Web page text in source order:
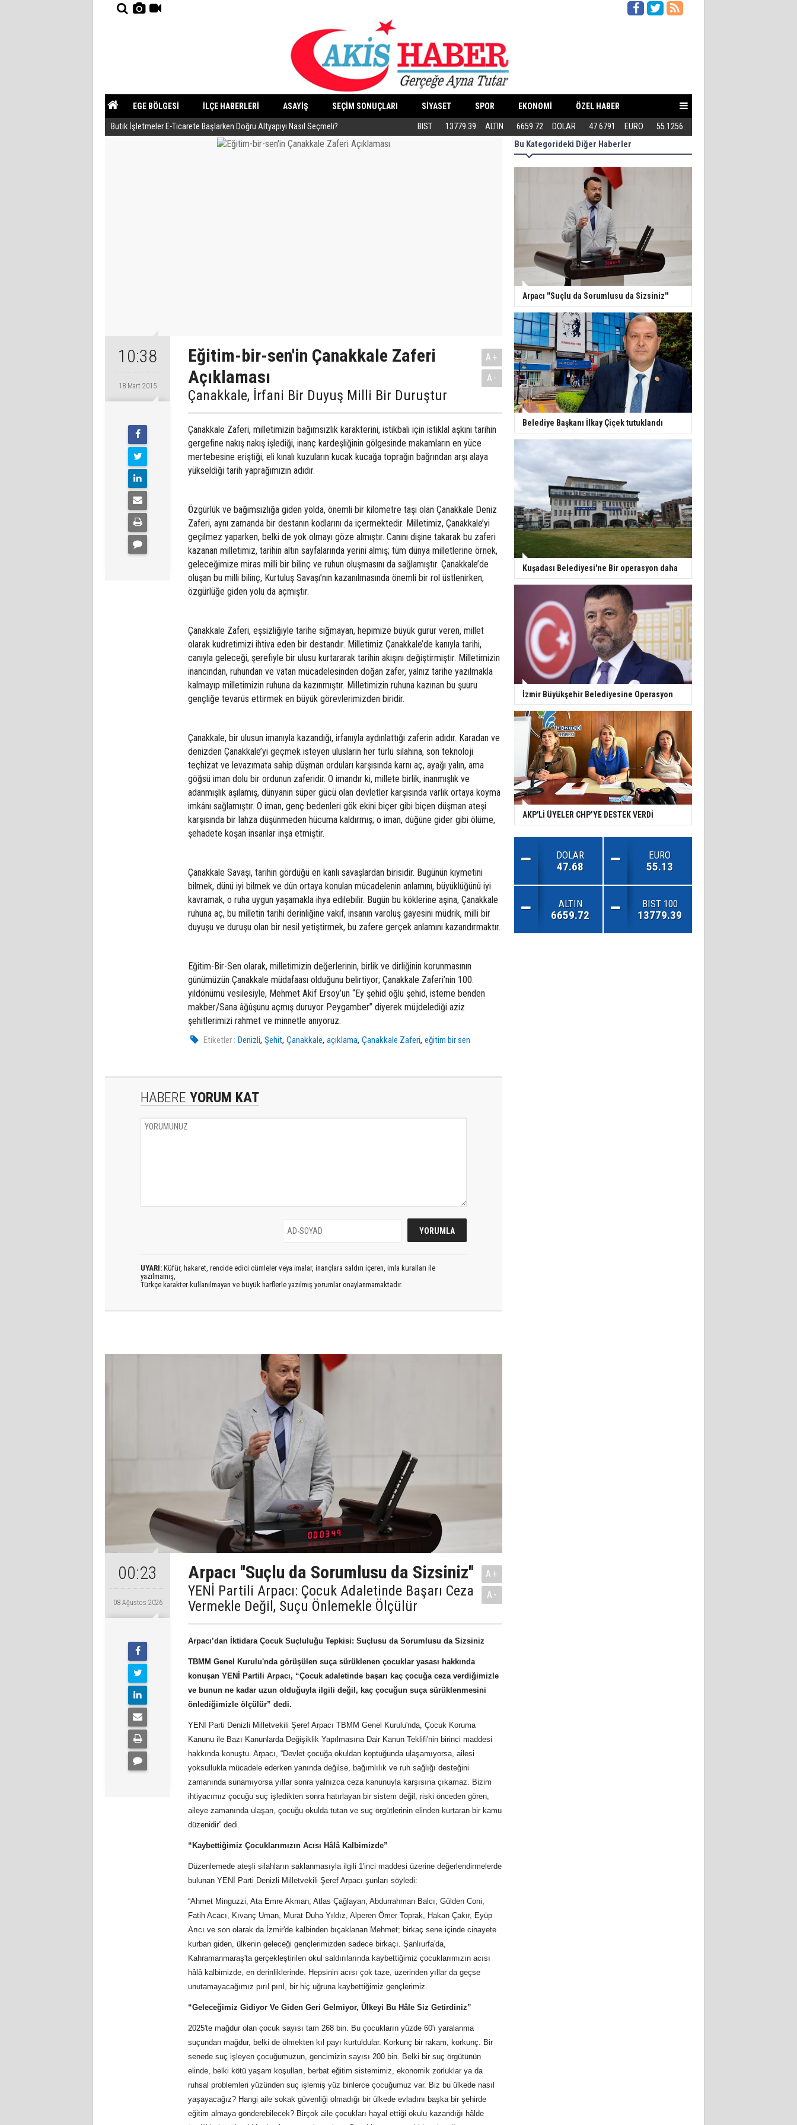
EGE BÖLGESİ İLÇE HABERLERİ ASAYİŞ SEÇİM SONUÇLARI SİYASET SPOR EKONOMİ ÖZEL HABER
YAZARLAR GÜNDEM
Butik İşletmeler E-Ticarete Başlarken Doğru Altyapıyı Nasıl Seçmeli? Eski Dolgular Ultrasonla Tespit Edilip Eritilebilir mi?
BIST 13779.39 ALTIN 6659.72 DOLAR 47.6791 EURO 55.1256
10:38
18 Mart 2015
Eğitim-bir-sen'in Çanakkale Zaferi
Açıklaması
Çanakkale, İrfani Bir Duyuş Milli Bir Duruştur
A+
A-
Çanakkale Zaferi, milletimizin bağımsızlık karakterini, istikbali için istiklal aşkını tarihin
gergefine nakış nakış işlediği, inanç kardeşliğinin gölgesinde makamların en yüce
mertebesine eriştiği, eli kınalı kuzuların kucak kucağa toprağın bağrından arşı alaya
yükseldiği tarih yaprağımızın adıdır.
Özgürlük ve bağımsızlığa giden yolda, önemli bir kilometre taşı olan Çanakkale Deniz
Zaferi, aynı zamanda bir destanın kodlarını da içermektedir. Milletimiz, Çanakkale’yi
geçilmez yaparken, belki de yok olmayı göze almıştır. Canını dişine takarak bu zaferi
kazanan milletimiz, tarihin altın sayfalarında yerini almış; tüm dünya milletlerine örnek,
geleceğimize miras milli bir bilinç ve ruhun oluşmasını da sağlamıştır. Çanakkale’de
oluşan bu milli bilinç, Kurtuluş Savaşı’nın kazanılmasında önemli bir rol üstlenirken,
özgürlüğe giden yolu da açmıştır.
Çanakkale Zaferi, eşsizliğiyle tarihe sığmayan, hepimize büyük gurur veren, millet
olarak kudretimizi ihtiva eden bir destandır. Milletimiz Çanakkale’de kanıyla tarihi,
canıyla geleceği, şerefiyle bir ulusu kurtararak tarihin akışını değiştirmiştir. Milletimizin
inancından, ruhundan ve vatan mücadelesinden doğan zafer, yalnız tarihe yazılmakla
kalmayıp milletimizin ruhuna da kazınmıştır. Milletimizin ruhuna kazınan bu şuuru
gençliğe tevarüs ettirmek en büyük görevlerimizden biridir.
Çanakkale, bir ulusun imanıyla kazandığı, irfanıyla aydınlattığı zaferin adıdır. Karadan ve
denizden Çanakkale’yi geçmek isteyen ulusların her türlü silahına, son teknoloji
teçhizat ve levazımata sahip düşman orduları karşısında karnı aç, ayağı yalın, ama
göğsü iman dolu bir ordunun zaferidir. O imandır ki, millete birlik, inanmışlık ve
adanmışlık aşılamış, dünyanın süper gücü olan devletler karşısında varlık ortaya koyma
imkânı sağlamıştır. O iman, genç bedenleri gök ekini biçer gibi biçen düşman ateşi
karşısında bir lahza düşünmeden hücuma kaldırmış; o iman, düğüne gider gibi ölüme,
şehadete koşan insanlar inşa etmiştir.
Çanakkale Savaşı, tarihin gördüğü en kanlı savaşlardan birisidir. Bugünün kıymetini
bilmek, dünü iyi bilmek ve dün ortaya konulan mücadelenin anlamını, büyüklüğünü iyi
kavramak, o ruha uygun yaşamakla ihya edilebilir. Bugün bu köklerine aşina, Çanakkale
ruhuna aç, bu milletin tarihi derinliğine vakıf, insanın varoluş gayesini müdrik, milli bir
duyuşu ve duruşu olan bir nesil yetiştirmek, bu zafere gerçek anlamını kazandırmaktır.
Eğitim-Bir-Sen olarak, milletimizin değerlerinin, birlik ve dirliğinin korunmasının
günümüzün Çanakkale müdafaası olduğunu belirtiyor; Çanakkale Zaferi’nin 100.
yıldönümü vesilesiyle, Mehmet Akif Ersoy’un “Ey şehid oğlu şehid, isteme benden
makber/Sana âğûşunu açmış duruyor Peygamber” diyerek müjdelediği aziz
şehitlerimizi rahmet ve minnetle anıyoruz.
Etiketler : Denizli,Şehit,Çanakkale,açıklama,Çanakkale Zaferi,eğitim bir sen
HABERE YORUM KAT
UYARI: Küfür, hakaret, rencide edici cümleler veya imalar, inançlara saldırı içeren, imla kuralları ile
yazılmamış,
Türkçe karakter kullanılmayan ve büyük harflerle yazılmış yorumlar onaylanmamaktadır.
00:23
08 Ağustos 2026
Arpacı ''Suçlu da Sorumlusu da Sizsiniz''
YENİ Partili Arpacı: Çocuk Adaletinde Başarı Ceza
Vermekle Değil, Suçu Önlemekle Ölçülür
A+
A-
Arpacı’dan İktidara Çocuk Suçluluğu Tepkisi: Suçlusu da Sorumlusu da Sizsiniz
TBMM Genel Kurulu'nda görüşülen suça sürüklenen çocuklar yasası hakkında
konuşan YENİ Partili Arpacı, “Çocuk adaletinde başarı kaç çocuğa ceza verdiğimizle
ve bunun ne kadar uzun olduğuyla ilgili değil, kaç çocuğun suça sürüklenmesini
önlediğimizle ölçülür” dedi.
YENİ Parti Denizli Milletvekili Şeref Arpacı TBMM Genel Kurulu'nda, Çocuk Koruma
Kanunu ile Bazı Kanunlarda Değişiklik Yapılmasına Dair Kanun Teklifi'nin birinci maddesi
hakkında konuştu. Arpacı, “Devlet çocuğa okuldan koptuğunda ulaşamıyorsa, ailesi
yoksullukla mücadele ederken yanında değilse, bağımlılık ve ruh sağlığı desteğini
zamanında sunamıyorsa yıllar sonra yalnızca ceza kanunuyla karşısına çıkamaz. Bizim
ihtiyacımız çocuğu suç işledikten sonra hatırlayan bir sistem değil, riski önceden gören,
aileye zamanında ulaşan, çocuğu okulda tutan ve suç örgütlerinin elinden kurtaran bir kamu
düzenidir” dedi.
“Kaybettiğimiz Çocuklarımızın Acısı Hâlâ Kalbimizde”
Düzenlemede ateşli silahların saklanmasıyla ilgili 1'inci maddesi üzerine değerlendirmelerde
bulunan YENİ Parti Denizli Milletvekili Şeref Arpacı şunları söyledi:
“Ahmet Minguzzi, Ata Emre Akman, Atlas Çağlayan, Abdurrahman Balcı, Gülden Coni,
Fatih Acacı, Kıvanç Uman, Murat Duha Yıldız, Alperen Ömer Toprak, Hakan Çakır, Eyüp
Arıcı ve son olarak da İzmir'de kalbinden bıçaklanan Mehmet; birkaç sene içinde cinayete
kurban giden, ülkenin geleceği gençlerimizden sadece birkaçı. Şanlıurfa'da,
Kahramanmaraş'ta gerçekleştirilen okul saldırılarında kaybettiğimiz çocuklarımızın acısı
hâlâ kalbimizde, en derinliklerinde. Hepsinin acısı çok taze, üzerinden yıllar da geçse
unutamayacağımız pırıl pırıl, bir hiç uğruna kaybettiğimiz gençlerimiz.
“Geleceğimiz Gidiyor Ve Giden Geri Gelmiyor, Ülkeyi Bu Hâle Siz Getirdiniz”
2025'te mağdur olan çocuk sayısı tam 268 bin. Bu çocukların yüzde 60'ı yaralanma
suçundan mağdur, belki de ölmekten kıl payı kurtuldular. Korkunç bir rakam, korkunç. Bir
senede suç işleyen çocuğumuzun, gencimizin sayısı 200 bin. Belki bir suç örgütünün
elinde, belki kötü yaşam koşulları, berbat eğitim sistemimiz, ekonomik zorluklar ya da
ruhsal problemleri yüzünden suç işlemiş yüz binlerce çocuğumuz var. Biz bu ülkede nasıl
yaşayacağız? Hangi aile sokak güvenliği olmadığı bir ülkede evladını başka bir şehirde
eğitim almaya gönderebilecek? Birçok aile çocukları hayal ettiği okulu kazandığı hâlde
Bu Kategorideki Diğer Haberler
Arpacı ''Suçlu da Sorumlusu da Sizsiniz''
Belediye Başkanı İlkay Çiçek tutuklandı
Kuşadası Belediyesi'ne Bir operasyon daha
İzmir Büyükşehir Belediyesine Operasyon
AKP'Lİ ÜYELER CHP’YE DESTEK VERDİ
DOLAR
47.68
EURO
55.13
ALTIN
6659.72
BIST 100
13779.39